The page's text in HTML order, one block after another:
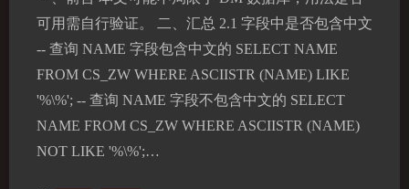
可用需自行验证。 二、汇总 2.1 字段中是否包含中文
-- 查询 NAME 字段包含中文的 SELECT NAME
FROM CS_ZW WHERE ASCIISTR (NAME) LIKE
'%\%'; -- 查询 NAME 字段不包含中文的 SELECT
NAME FROM CS_ZW WHERE ASCIISTR (NAME)
NOT LIKE '%\%';…